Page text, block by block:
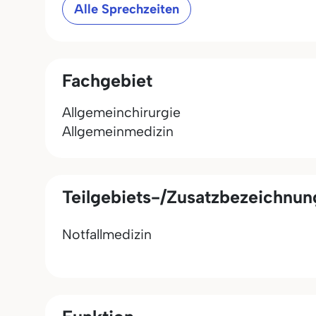
Alle Sprechzeiten
Fachgebiet
Allgemeinchirurgie
Allgemeinmedizin
Teilgebiets-/
Notfallmedizin